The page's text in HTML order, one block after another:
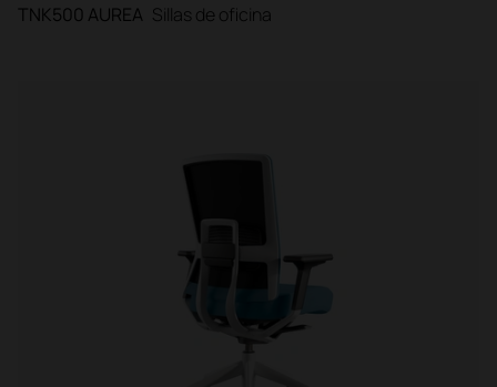
TNK500 AUREA Sillas de oficina